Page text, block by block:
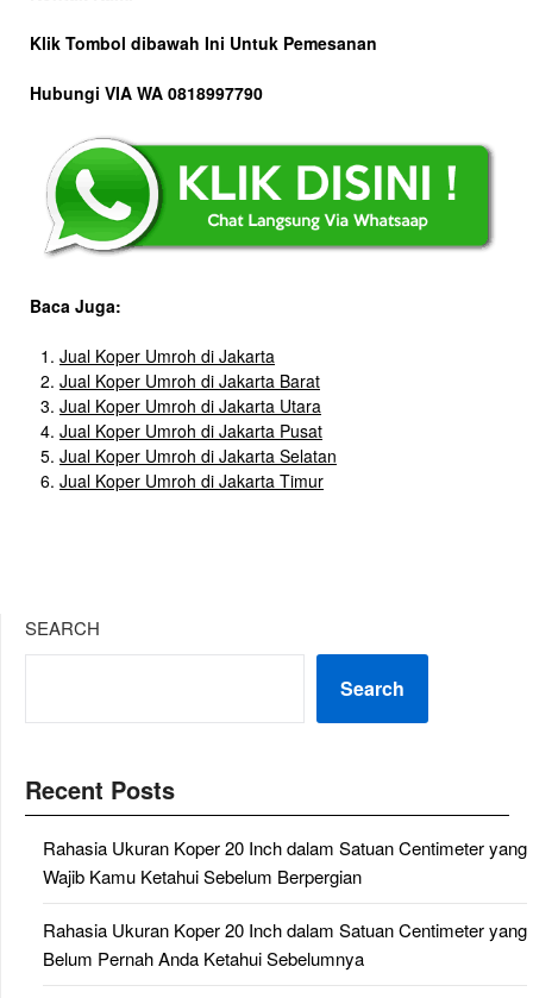
Klik Tombol dibawah Ini Untuk Pemesanan
Hubungi VIA WA 0818997790
Baca Juga:
Jual Koper Umroh di Jakarta
Jual Koper Umroh di Jakarta Barat
Jual Koper Umroh di Jakarta Utara
Jual Koper Umroh di Jakarta Pusat
Jual Koper Umroh di Jakarta Selatan
Jual Koper Umroh di Jakarta Timur
SEARCH
Search
Recent Posts
Rahasia Ukuran Koper 20 Inch dalam Satuan Centimeter yang
Wajib Kamu Ketahui Sebelum Berpergian
Rahasia Ukuran Koper 20 Inch dalam Satuan Centimeter yang
Belum Pernah Anda Ketahui Sebelumnya